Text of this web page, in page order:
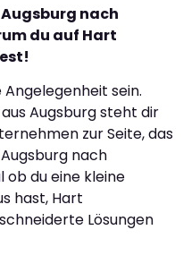
nach
du auf Hart
Angelegenheit sein.
Augsburg steht dir
zur Seite, das
nach
du eine kleine
hast, Hart
Lösungen